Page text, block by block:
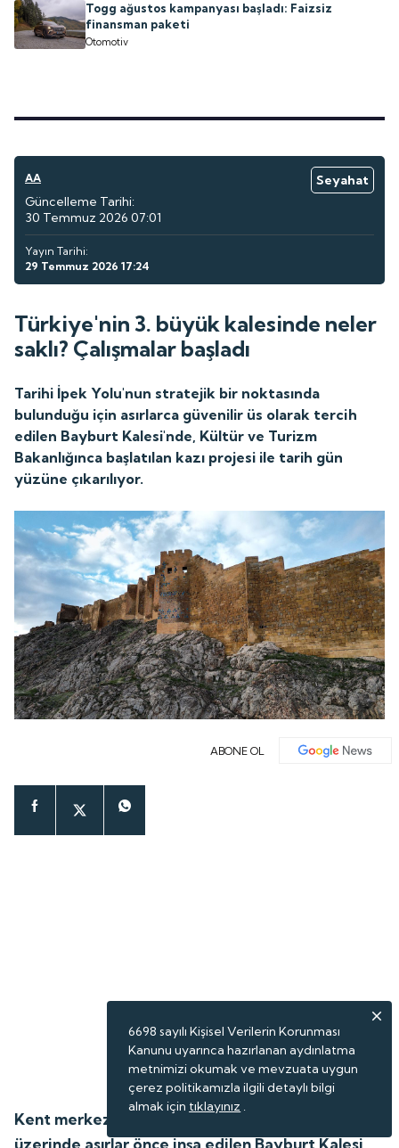
Togg ağustos kampanyası başladı: Faizsiz
finansman paketi
Otomotiv
AA
Seyahat
Güncelleme Tarihi:
30 Temmuz 2026 07:01
Yayın Tarihi:
29 Temmuz 2026 17:24
Türkiye'nin 3. büyük kalesinde neler
saklı? Çalışmalar başladı
Tarihi İpek Yolu'nun stratejik bir noktasında
bulunduğu için asırlarca güvenilir üs olarak tercih
edilen Bayburt Kalesi'nde, Kültür ve Turizm
Bakanlığınca başlatılan kazı projesi ile tarih gün
yüzüne çıkarılıyor.
ABONE OL
Kent merkezinin kuzeyindeki yalçın kayalıkların
üzerinde asırlar önce inşa edilen Bayburt Kalesi,
6698 sayılı Kişisel Verilerin Korunması
Kanunu uyarınca hazırlanan aydınlatma
metnimizi okumak ve mevzuata uygun
çerez politikamızla ilgili detaylı bilgi
almak için tıklayınız .